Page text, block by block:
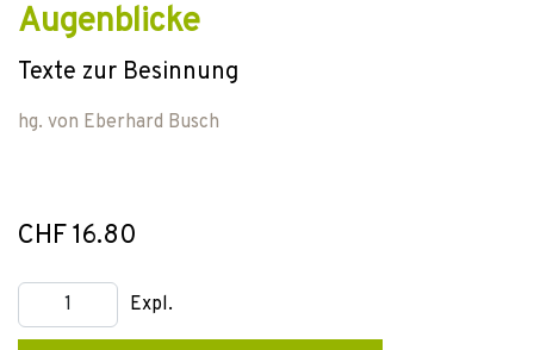
Augenblicke
Texte zur Besinnung
hg. von Eberhard Busch
CHF 16.80
Expl.